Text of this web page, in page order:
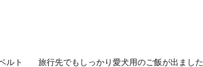
ルト 旅行先でもしっかり愛犬用のご飯が出ました